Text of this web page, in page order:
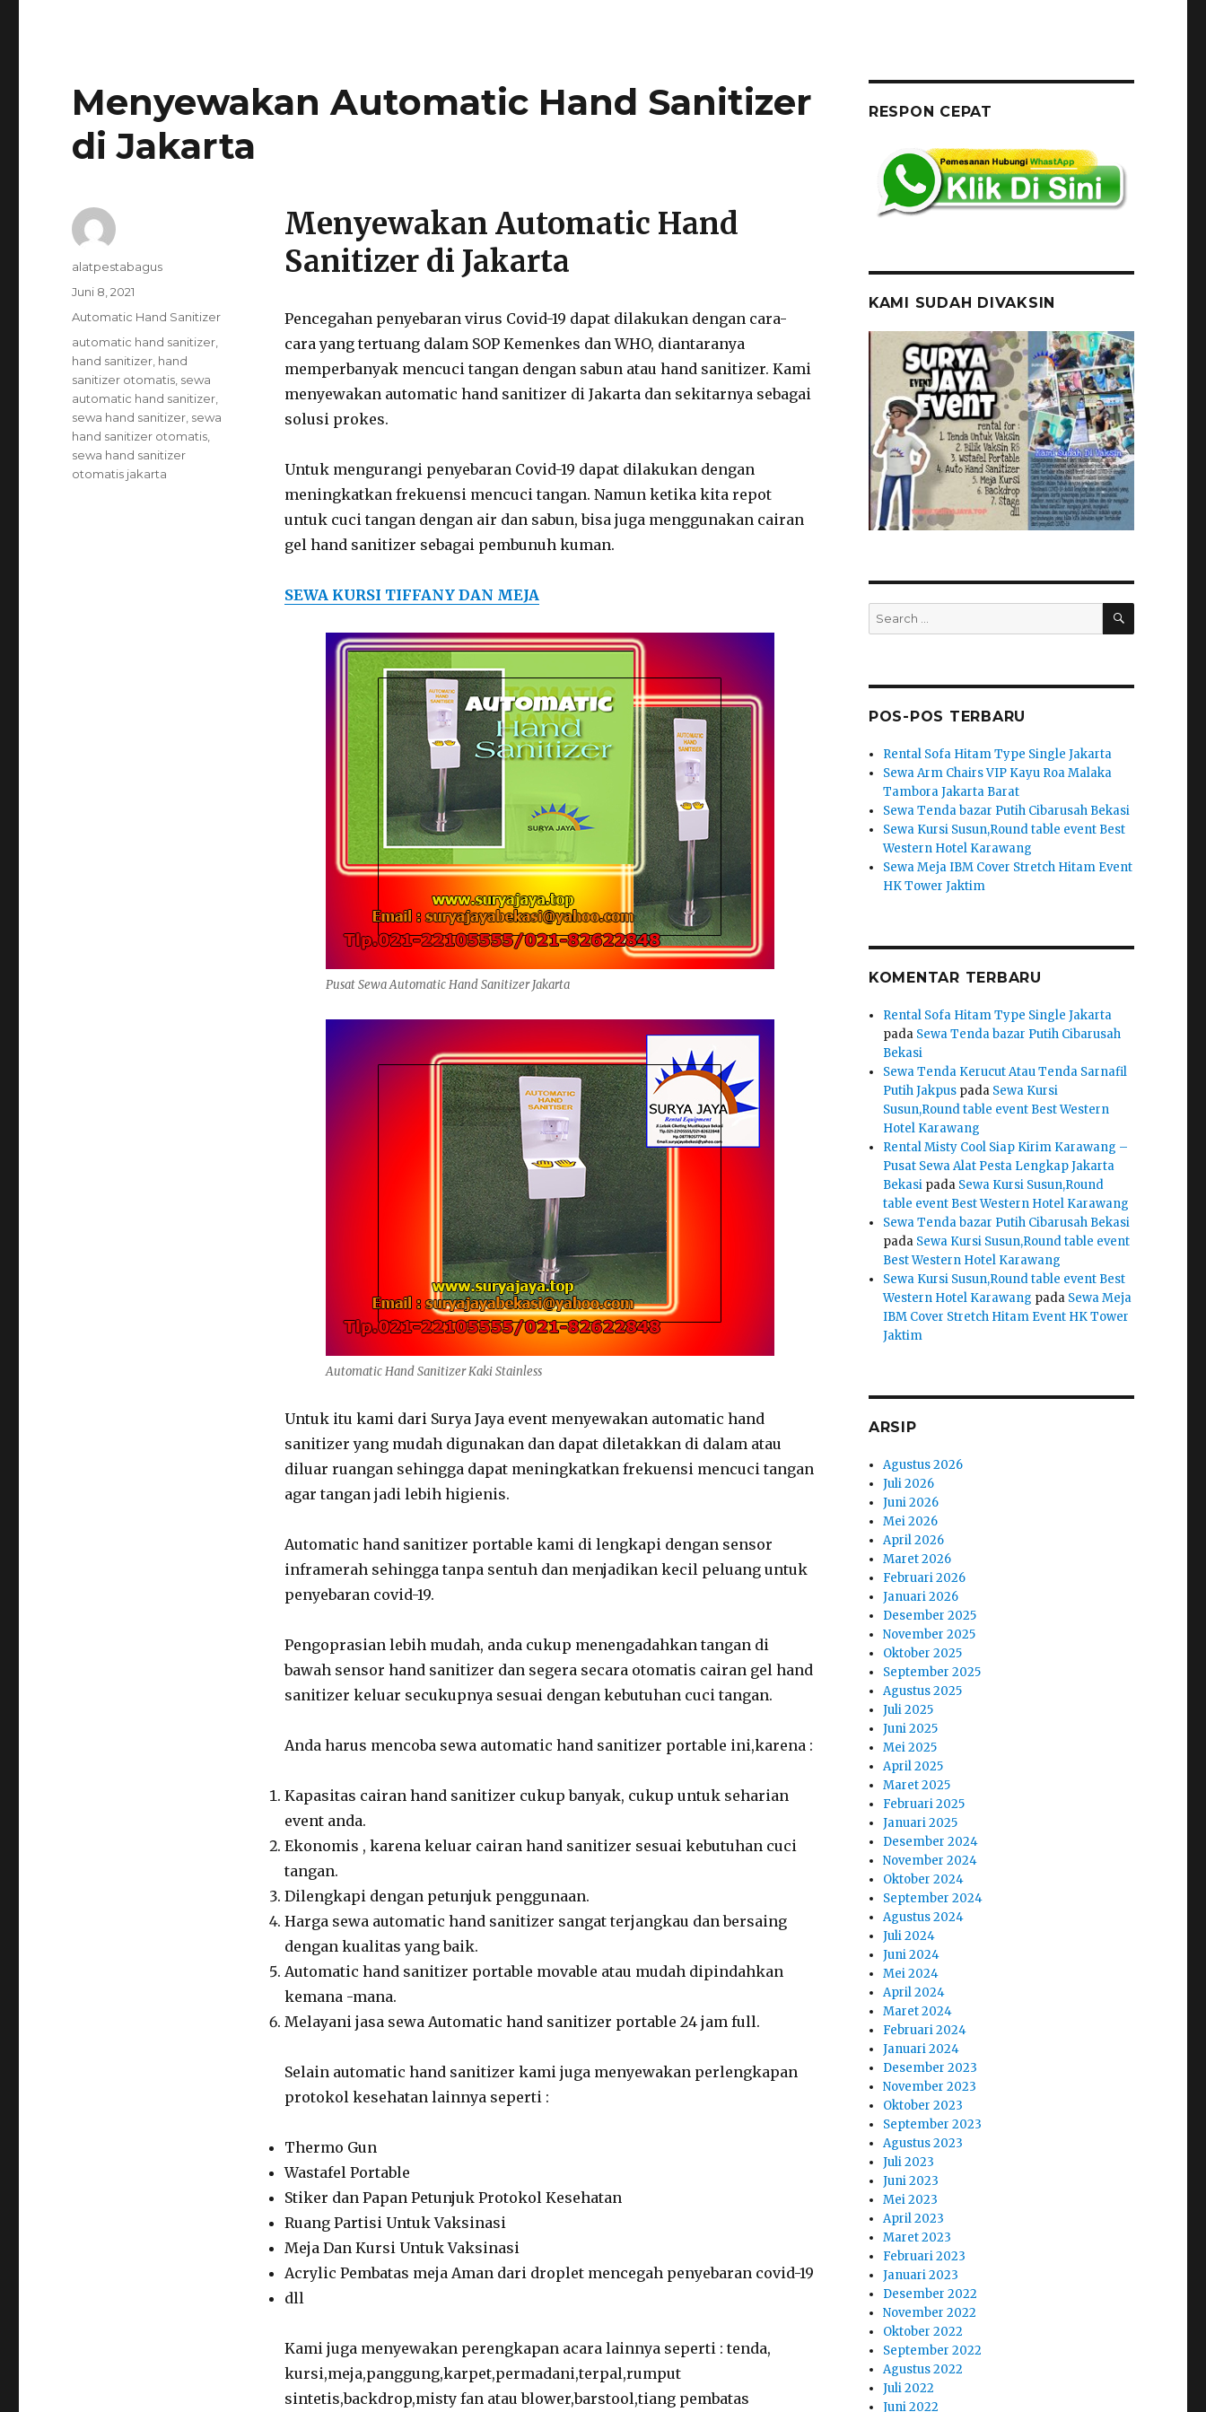
Menyewakan Automatic Hand Sanitizer
di Jakarta
Menyewakan Automatic Hand
Sanitizer di Jakarta
Pencegahan penyebaran virus Covid-19 dapat dilakukan dengan cara-
cara yang tertuang dalam SOP Kemenkes dan WHO, diantaranya
memperbanyak mencuci tangan dengan sabun atau hand sanitizer. Kami
menyewakan automatic hand sanitizer di Jakarta dan sekitarnya sebagai
solusi prokes.
Untuk mengurangi penyebaran Covid-19 dapat dilakukan dengan
meningkatkan frekuensi mencuci tangan. Namun ketika kita repot
untuk cuci tangan dengan air dan sabun, bisa juga menggunakan cairan
gel hand sanitizer sebagai pembunuh kuman.
SEWA KURSI TIFFANY DAN MEJA
Pusat Sewa Automatic Hand Sanitizer Jakarta
Automatic Hand Sanitizer Kaki Stainless
Untuk itu kami dari Surya Jaya event menyewakan automatic hand
sanitizer yang mudah digunakan dan dapat diletakkan di dalam atau
diluar ruangan sehingga dapat meningkatkan frekuensi mencuci tangan
agar tangan jadi lebih higienis.
Automatic hand sanitizer portable kami di lengkapi dengan sensor
inframerah sehingga tanpa sentuh dan menjadikan kecil peluang untuk
penyebaran covid-19.
Pengoprasian lebih mudah, anda cukup menengadahkan tangan di
bawah sensor hand sanitizer dan segera secara otomatis cairan gel hand
sanitizer keluar secukupnya sesuai dengan kebutuhan cuci tangan.
Anda harus mencoba sewa automatic hand sanitizer portable ini,karena :
Kapasitas cairan hand sanitizer cukup banyak, cukup untuk seharian
event anda.
Ekonomis , karena keluar cairan hand sanitizer sesuai kebutuhan cuci
tangan.
Dilengkapi dengan petunjuk penggunaan.
Harga sewa automatic hand sanitizer sangat terjangkau dan bersaing
dengan kualitas yang baik.
Automatic hand sanitizer portable movable atau mudah dipindahkan
kemana -mana.
Melayani jasa sewa Automatic hand sanitizer portable 24 jam full.
Selain automatic hand sanitizer kami juga menyewakan perlengkapan
protokol kesehatan lainnya seperti :
Thermo Gun
Wastafel Portable
Stiker dan Papan Petunjuk Protokol Kesehatan
Ruang Partisi Untuk Vaksinasi
Meja Dan Kursi Untuk Vaksinasi
Acrylic Pembatas meja Aman dari droplet mencegah penyebaran covid-19
dll
Kami juga menyewakan perengkapan acara lainnya seperti : tenda,
kursi,meja,panggung,karpet,permadani,terpal,rumput
sintetis,backdrop,misty fan atau blower,barstool,tiang pembatas
Author
alatpestabagus
Posted
Juni 8, 2021
Categories
Automatic Hand Sanitizer
Tags
automatic hand sanitizer
hand sanitizer hand
sanitizer otomatis sewa
automatic hand sanitizer
sewa hand sanitizer sewa
hand sanitizer otomatis
sewa hand sanitizer
otomatis jakarta
RESPON CEPAT
KAMI SUDAH DIVAKSIN
Search
for:
SEARCH
POS-POS TERBARU
Rental Sofa Hitam Type Single Jakarta
Sewa Arm Chairs VIP Kayu Roa Malaka
Tambora Jakarta Barat
Sewa Tenda bazar Putih Cibarusah Bekasi
Sewa Kursi Susun,Round table event Best
Western Hotel Karawang
Sewa Meja IBM Cover Stretch Hitam Event
HK Tower Jaktim
KOMENTAR TERBARU
Rental Sofa Hitam Type Single Jakarta
pada Sewa Tenda bazar Putih Cibarusah
Bekasi
Sewa Tenda Kerucut Atau Tenda Sarnafil
Putih Jakpus pada Sewa Kursi
Susun,Round table event Best Western
Hotel Karawang
Rental Misty Cool Siap Kirim Karawang –
Pusat Sewa Alat Pesta Lengkap Jakarta
Bekasi pada Sewa Kursi Susun,Round
table event Best Western Hotel Karawang
Sewa Tenda bazar Putih Cibarusah Bekasi
pada Sewa Kursi Susun,Round table event
Best Western Hotel Karawang
Sewa Kursi Susun,Round table event Best
Western Hotel Karawang pada Sewa Meja
IBM Cover Stretch Hitam Event HK Tower
Jaktim
ARSIP
Agustus 2026
Juli 2026
Juni 2026
Mei 2026
April 2026
Maret 2026
Februari 2026
Januari 2026
Desember 2025
November 2025
Oktober 2025
September 2025
Agustus 2025
Juli 2025
Juni 2025
Mei 2025
April 2025
Maret 2025
Februari 2025
Januari 2025
Desember 2024
November 2024
Oktober 2024
September 2024
Agustus 2024
Juli 2024
Juni 2024
Mei 2024
April 2024
Maret 2024
Februari 2024
Januari 2024
Desember 2023
November 2023
Oktober 2023
September 2023
Agustus 2023
Juli 2023
Juni 2023
Mei 2023
April 2023
Maret 2023
Februari 2023
Januari 2023
Desember 2022
November 2022
Oktober 2022
September 2022
Agustus 2022
Juli 2022
Juni 2022